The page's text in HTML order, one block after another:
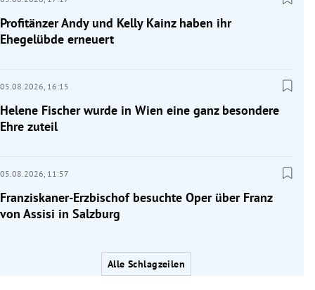
Profitänzer Andy und Kelly Kainz haben ihr
Ehegelübde erneuert
05.08.2026, 16:15
Helene Fischer wurde in Wien eine ganz besondere
Ehre zuteil
05.08.2026, 11:57
Franziskaner-Erzbischof besuchte Oper über Franz
von Assisi in Salzburg
Alle Schlagzeilen